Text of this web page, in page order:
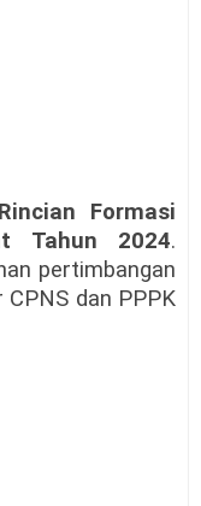
Rincian Formasi
Tahun 2024.
pertimbangan
dan PPPK